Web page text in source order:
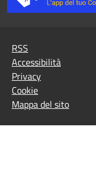
RSS
Accessibilità
Privacy
Cookie
Mappa del sito